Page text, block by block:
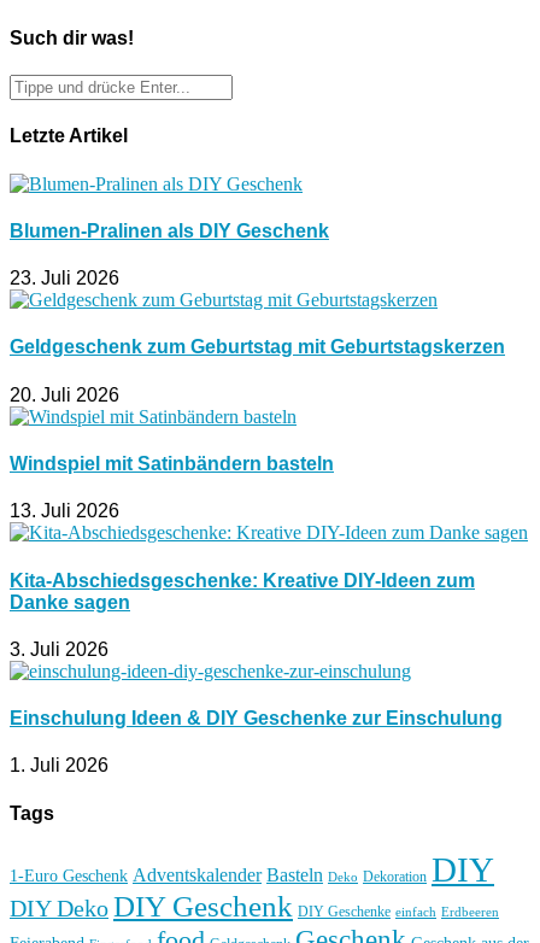
Such dir was!
Letzte Artikel
Blumen-Pralinen als DIY Geschenk
23. Juli 2026
Geldgeschenk zum Geburtstag mit Geburtstagskerzen
20. Juli 2026
Windspiel mit Satinbändern basteln
13. Juli 2026
Kita-Abschiedsgeschenke: Kreative DIY-Ideen zum
Danke sagen
3. Juli 2026
Einschulung Ideen & DIY Geschenke zur Einschulung
1. Juli 2026
Tags
1-Euro Geschenk Adventskalender Basteln Deko Dekoration DIY
DIY DekoDIY Geschenk DIY Geschenke einfach Erdbeeren